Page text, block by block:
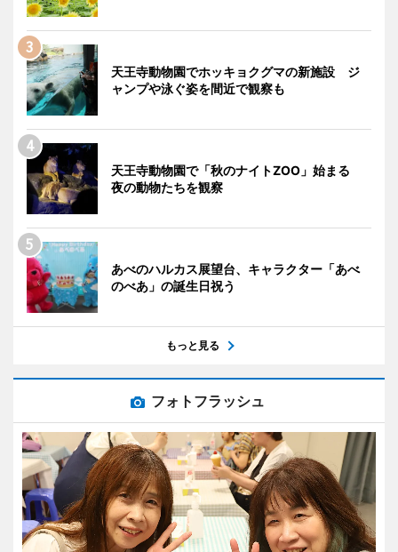
天王寺動物園でホッキョクグマの新施設 ジ
ャンプや泳ぐ姿を間近で観察も
天王寺動物園で「秋のナイトZOO」始まる
夜の動物たちを観察
あべのハルカス展望台、キャラクター「あべ
のべあ」の誕生日祝う
もっと見る
フォトフラッシュ